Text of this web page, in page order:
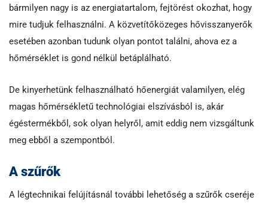
bármilyen nagy is az energiatartalom, fejtörést okozhat, hogy
mire tudjuk felhasználni. A közvetítőközeges hővisszanyerők
esetében azonban tudunk olyan pontot találni, ahova ez a
hőmérséklet is gond nélkül betáplálható.
De kinyerhetünk felhasználható hőenergiát valamilyen, elég
magas hőmérsékletű technológiai elszívásból is, akár
égéstermékből, sok olyan helyről, amit eddig nem vizsgáltunk
meg ebből a szempontból.
A szűrők
A légtechnikai felújításnál további lehetőség a szűrők cseréje